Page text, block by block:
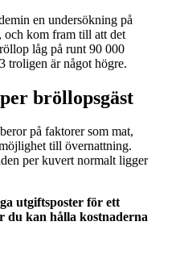
en undersökning på
och kom fram till att det
låg på runt 90 000
troligen är något högre.
bröllopsgäst
på faktorer som mat,
till övernattning.
per kuvert normalt ligger
utgiftsposter för ett
du kan hålla kostnaderna